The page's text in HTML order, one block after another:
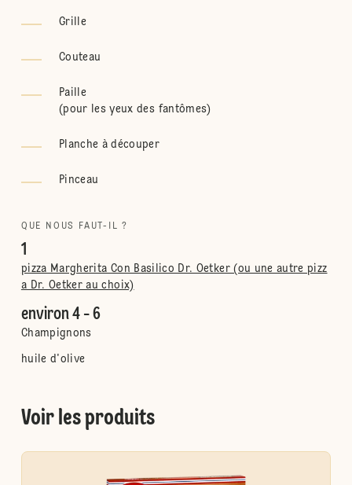
Grille
Couteau
Paille
(pour les yeux des fantômes)
Planche à découper
Pinceau
QUE NOUS FAUT-IL ?
1
pizza Margherita Con Basilico Dr. Oetker (ou une autre pizz
a Dr. Oetker au choix)
environ 4 - 6
Champignons
huile d'olive
Voir les produits